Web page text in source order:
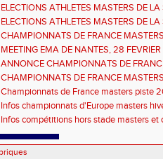
ELECTIONS ATHLETES MASTERS DE
vote : athlètes femmes.
ELECTIONS ATHLETES MASTERS DE
CHAMPIONNATS DE FRANCE
informations sur les inscriptions et report
MEETING EMA DE NANTES, 28
ANNONCE CHAMPIONNATS DE
ÉPREUVES COMBINÉES ET ÉPREUVES
CHAMPIONNATS DE FRANCE
2026, site de l'organisation.
Championnats de France masters piste
Infos championnats d'Europe masters
Infos compétitions hors stade masters et